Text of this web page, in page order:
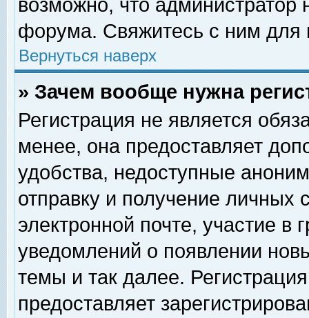
возможно, что
форума. Свяжитесь с ним для
Вернуться наверх
» Зачем вообще нужна
Регистрация не является
менее, она предоставляет
удобства, недоступные
отправку и получение личных
электронной почте, участие в
уведомлений о появлении
темы и так далее.
предоставляет